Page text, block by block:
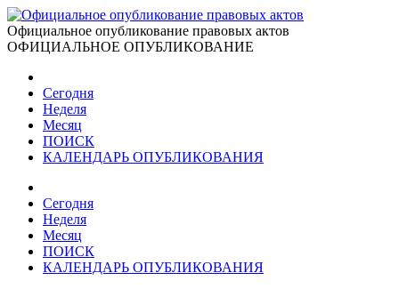
Официальное опубликование правовых актов
ОФИЦИАЛЬНОЕ ОПУБЛИКОВАНИЕ
Сегодня
Неделя
Месяц
ПОИСК
КАЛЕНДАРЬ ОПУБЛИКОВАНИЯ
Сегодня
Неделя
Месяц
ПОИСК
КАЛЕНДАРЬ ОПУБЛИКОВАНИЯ